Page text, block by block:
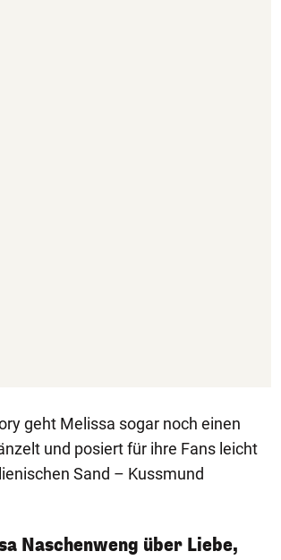
geht Melissa sogar noch einen
und posiert für ihre Fans leicht
Sand – Kussmund
Naschenweng über Liebe,